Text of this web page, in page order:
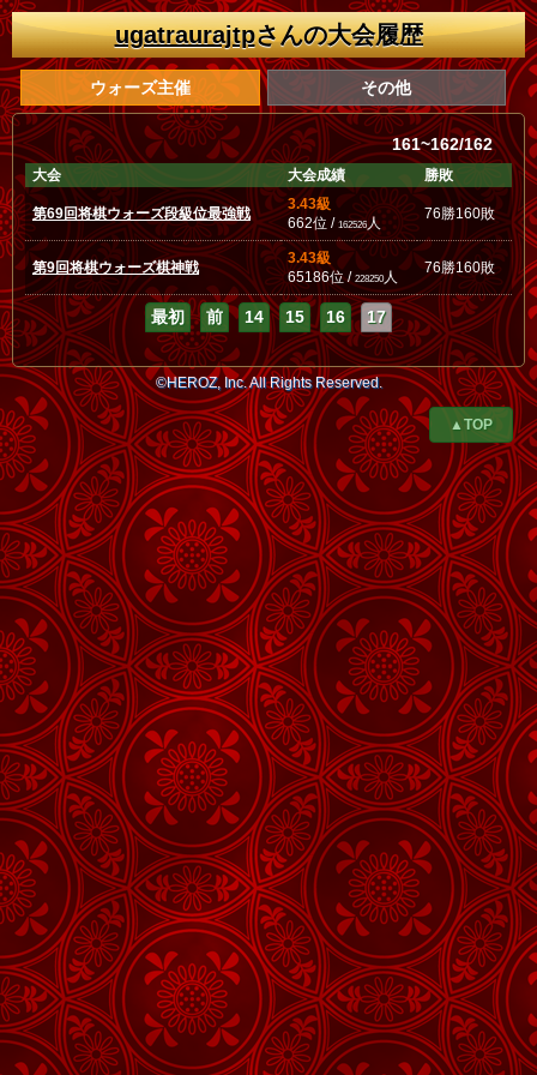
ugatraurajtpさんの大会履歴
ウォーズ主催 その他
161~162/162
大会 大会成績 勝敗
第69回将棋ウォーズ段級位最強戦
3.43級
662位 / 162526 人
76勝160敗
第9回将棋ウォーズ棋神戦
3.43級
65186位 / 228250人
76勝160敗
最初 前 14 15 16 17
©HEROZ, Inc. All Rights Reserved.
▲TOP